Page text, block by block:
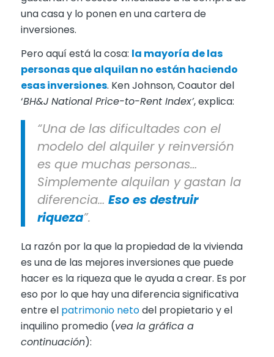
una casa y lo ponen en una cartera de
inversiones.
Pero aquí está la cosa: la mayoría de las
personas que alquilan no están haciendo
esas inversiones. Ken Johnson, Coautor del
‘BH&J National Price-to-Rent Index’, explica:
“Una de las dificultades con el
modelo del alquiler y reinversión
es que muchas personas…
Simplemente alquilan y gastan la
diferencia… Eso es destruir
riqueza”.
La razón por la que la propiedad de la vivienda
es una de las mejores inversiones que puede
hacer es la riqueza que le ayuda a crear. Es por
eso por lo que hay una diferencia significativa
entre el patrimonio netodel propietario y el
inquilino promedio (vea la gráfica a
continuación):